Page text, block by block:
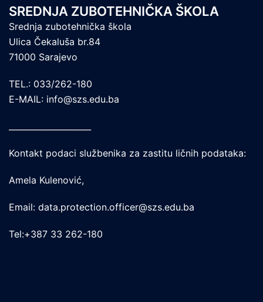
SREDNJA ZUBOTEHNIČKA ŠKOLA
Srednja zubotehnička škola
Ulica Čekaluša br.84
71000 Sarajevo
TEL.: 033/262-180
E-MAIL: info@szs.edu.ba
Kontakt podaci službenika za zastitu ličnih podataka:
Amela Kulenović,
Email: data.protection.officer@szs.edu.ba
Tel:+387 33 262-180